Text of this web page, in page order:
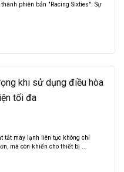
phiên bản "Racing Sixties". Sự
khi sử dụng điều hòa
tối đa
tắt máy lạnh liên tục không chỉ
mà còn khiến cho thiết bị ...